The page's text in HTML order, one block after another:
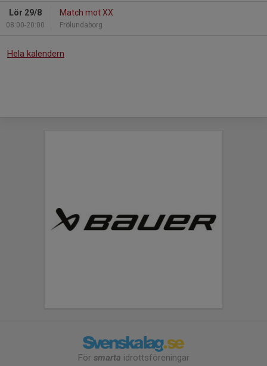
Lör 29/8
08:00-20:00
Match mot XX
Frölundaborg
Hela kalendern
För smarta idrottsföreningar